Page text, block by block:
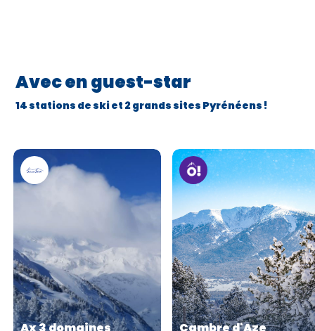
Avec en guest-star
14 stations de ski et 2 grands sites Pyrénéens !